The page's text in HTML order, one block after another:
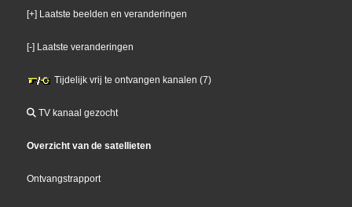
[+] Laatste beelden en veranderingen
[-] Laatste veranderingen
Tijdelijk vrij te ontvangen kanalen (7)
TV kanaal gezocht
Overzicht van de satellieten
Ontvangstrapport